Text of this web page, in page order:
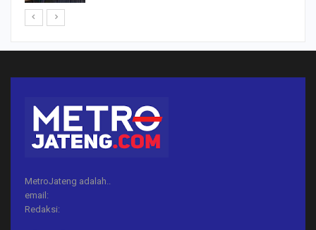
MetroJateng adalah..
email:
Redaksi: